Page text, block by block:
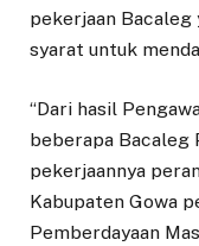
pekerjaan
syarat untuk
“Dari hasil
beberapa
pekerjaannya
Kabupaten Gowa
Pemberdayaan